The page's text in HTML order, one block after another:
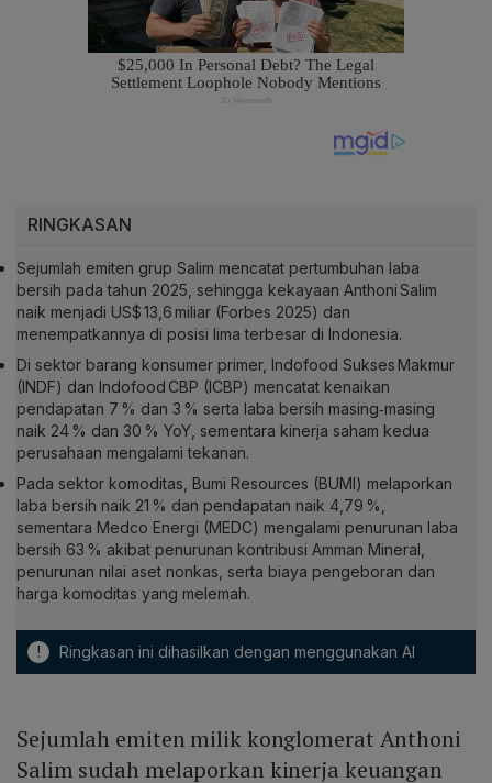
RINGKASAN
Sejumlah emiten grup Salim mencatat pertumbuhan laba
bersih pada tahun 2025, sehingga kekayaan Anthoni Salim
naik menjadi US$ 13,6 miliar (Forbes 2025) dan
menempatkannya di posisi lima terbesar di Indonesia.
Di sektor barang konsumer primer, Indofood Sukses Makmur
(INDF) dan Indofood CBP (ICBP) mencatat kenaikan
pendapatan 7 % dan 3 % serta laba bersih masing‑masing
naik 24 % dan 30 % YoY, sementara kinerja saham kedua
perusahaan mengalami tekanan.
Pada sektor komoditas, Bumi Resources (BUMI) melaporkan
laba bersih naik 21 % dan pendapatan naik 4,79 %,
sementara Medco Energi (MEDC) mengalami penurunan laba
bersih 63 % akibat penurunan kontribusi Amman Mineral,
penurunan nilai aset nonkas, serta biaya pengeboran dan
harga komoditas yang melemah.
! Ringkasan ini dihasilkan dengan menggunakan AI
Sejumlah emiten milik konglomerat Anthoni
Salim sudah melaporkan kinerja keuangan